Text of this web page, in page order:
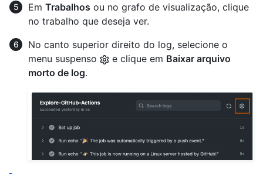
Em Trabalhos ou no grafo de visualização, clique
no trabalho que deseja ver.
No canto superior direito do log, selecione o
menu suspenso
e clique em Baixar arquivo
morto de log.